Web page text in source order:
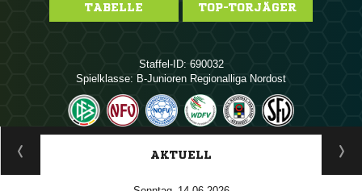
TABELLE TOP-TORJÄGER
Staffel-ID: 690032
Spielklasse: B-Junioren Regionalliga Nordost
ANZEIGE
AKTUELL